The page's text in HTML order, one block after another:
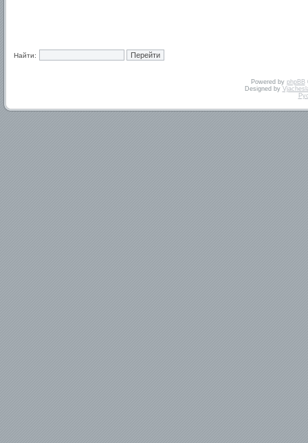
Найти:
Powered by phpBB
Designed by